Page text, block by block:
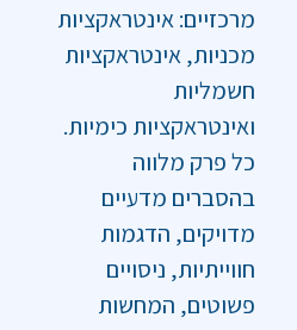
מרכזיים: אינטראקציות
מכניות, אינטראקציות
חשמליות
ואינטראקציות כימיות.
כל פרק מלווה
בהסברים מדעיים
מדויקים, הדגמות
חווייתיות, ניסויים
פשוטים, המחשות